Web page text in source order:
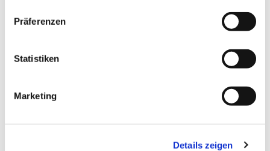
Präferenzen
Statistiken
Marketing
Details zeigen
250-3000 m²
Außenfläche, teilbar zur
Produktions- und Lagerflächen
07551 Gera